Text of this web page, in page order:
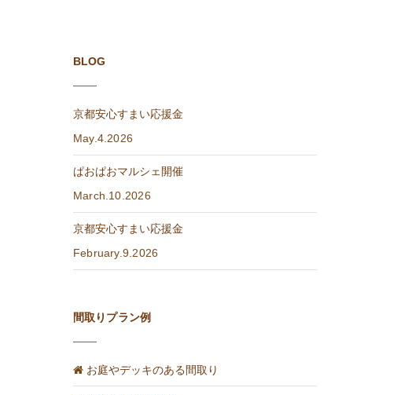
BLOG
京都安心すまい応援金
May.4.2026
ぱおぱおマルシェ開催
March.10.2026
京都安心すまい応援金
February.9.2026
間取りプラン例
お庭やデッキのある間取り